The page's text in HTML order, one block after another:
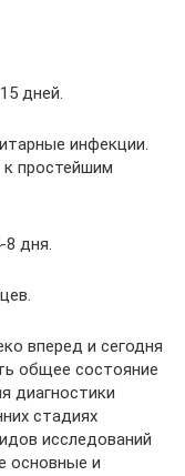
дней.
инфекции.
к простейшим
8 дня.
вперед и сегодня
общее состояние
диагностики
стадиях
исследований
основные и